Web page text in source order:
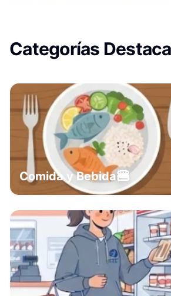
Categorías
Comida y Bebida🍔